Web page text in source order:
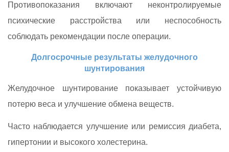
Противопоказания включают неконтролируемые
психические расстройства или неспособность
соблюдать рекомендации после операции.
Долгосрочные результаты желудочного
шунтирования
Желудочное шунтирование показывает устойчивую
потерю веса и улучшение обмена веществ.
Часто наблюдается улучшение или ремиссия диабета,
гипертонии и высокого холестерина.